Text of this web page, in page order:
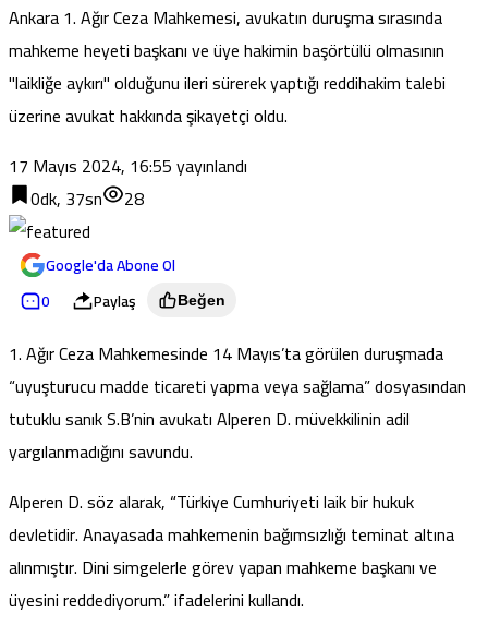
Ankara 1. Ağır Ceza Mahkemesi, avukatın duruşma sırasında
mahkeme heyeti başkanı ve üye hakimin başörtülü olmasının
"laikliğe aykırı" olduğunu ileri sürerek yaptığı reddihakim talebi
üzerine avukat hakkında şikayetçi oldu.
17 Mayıs 2024, 16:55yayınlandı
0dk, 37sn
28
Google'da Abone Ol
0
Paylaş Beğen
1. Ağır Ceza Mahkemesinde 14 Mayıs’ta görülen duruşmada
“uyuşturucu madde ticareti yapma veya sağlama” dosyasından
tutuklu sanık S.B’nin avukatı Alperen D. müvekkilinin adil
yargılanmadığını savundu.
Alperen D. söz alarak, “Türkiye Cumhuriyeti laik bir hukuk
devletidir. Anayasada mahkemenin bağımsızlığı teminat altına
alınmıştır. Dini simgelerle görev yapan mahkeme başkanı ve
üyesini reddediyorum.” ifadelerini kullandı.